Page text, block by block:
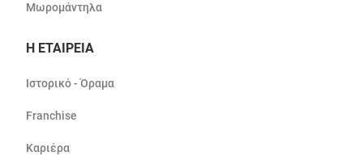
Μωρομάντηλα
Η ΕΤΑΙΡΕΙΑ
Ιστορικό - Όραμα
Franchise
Καριέρα